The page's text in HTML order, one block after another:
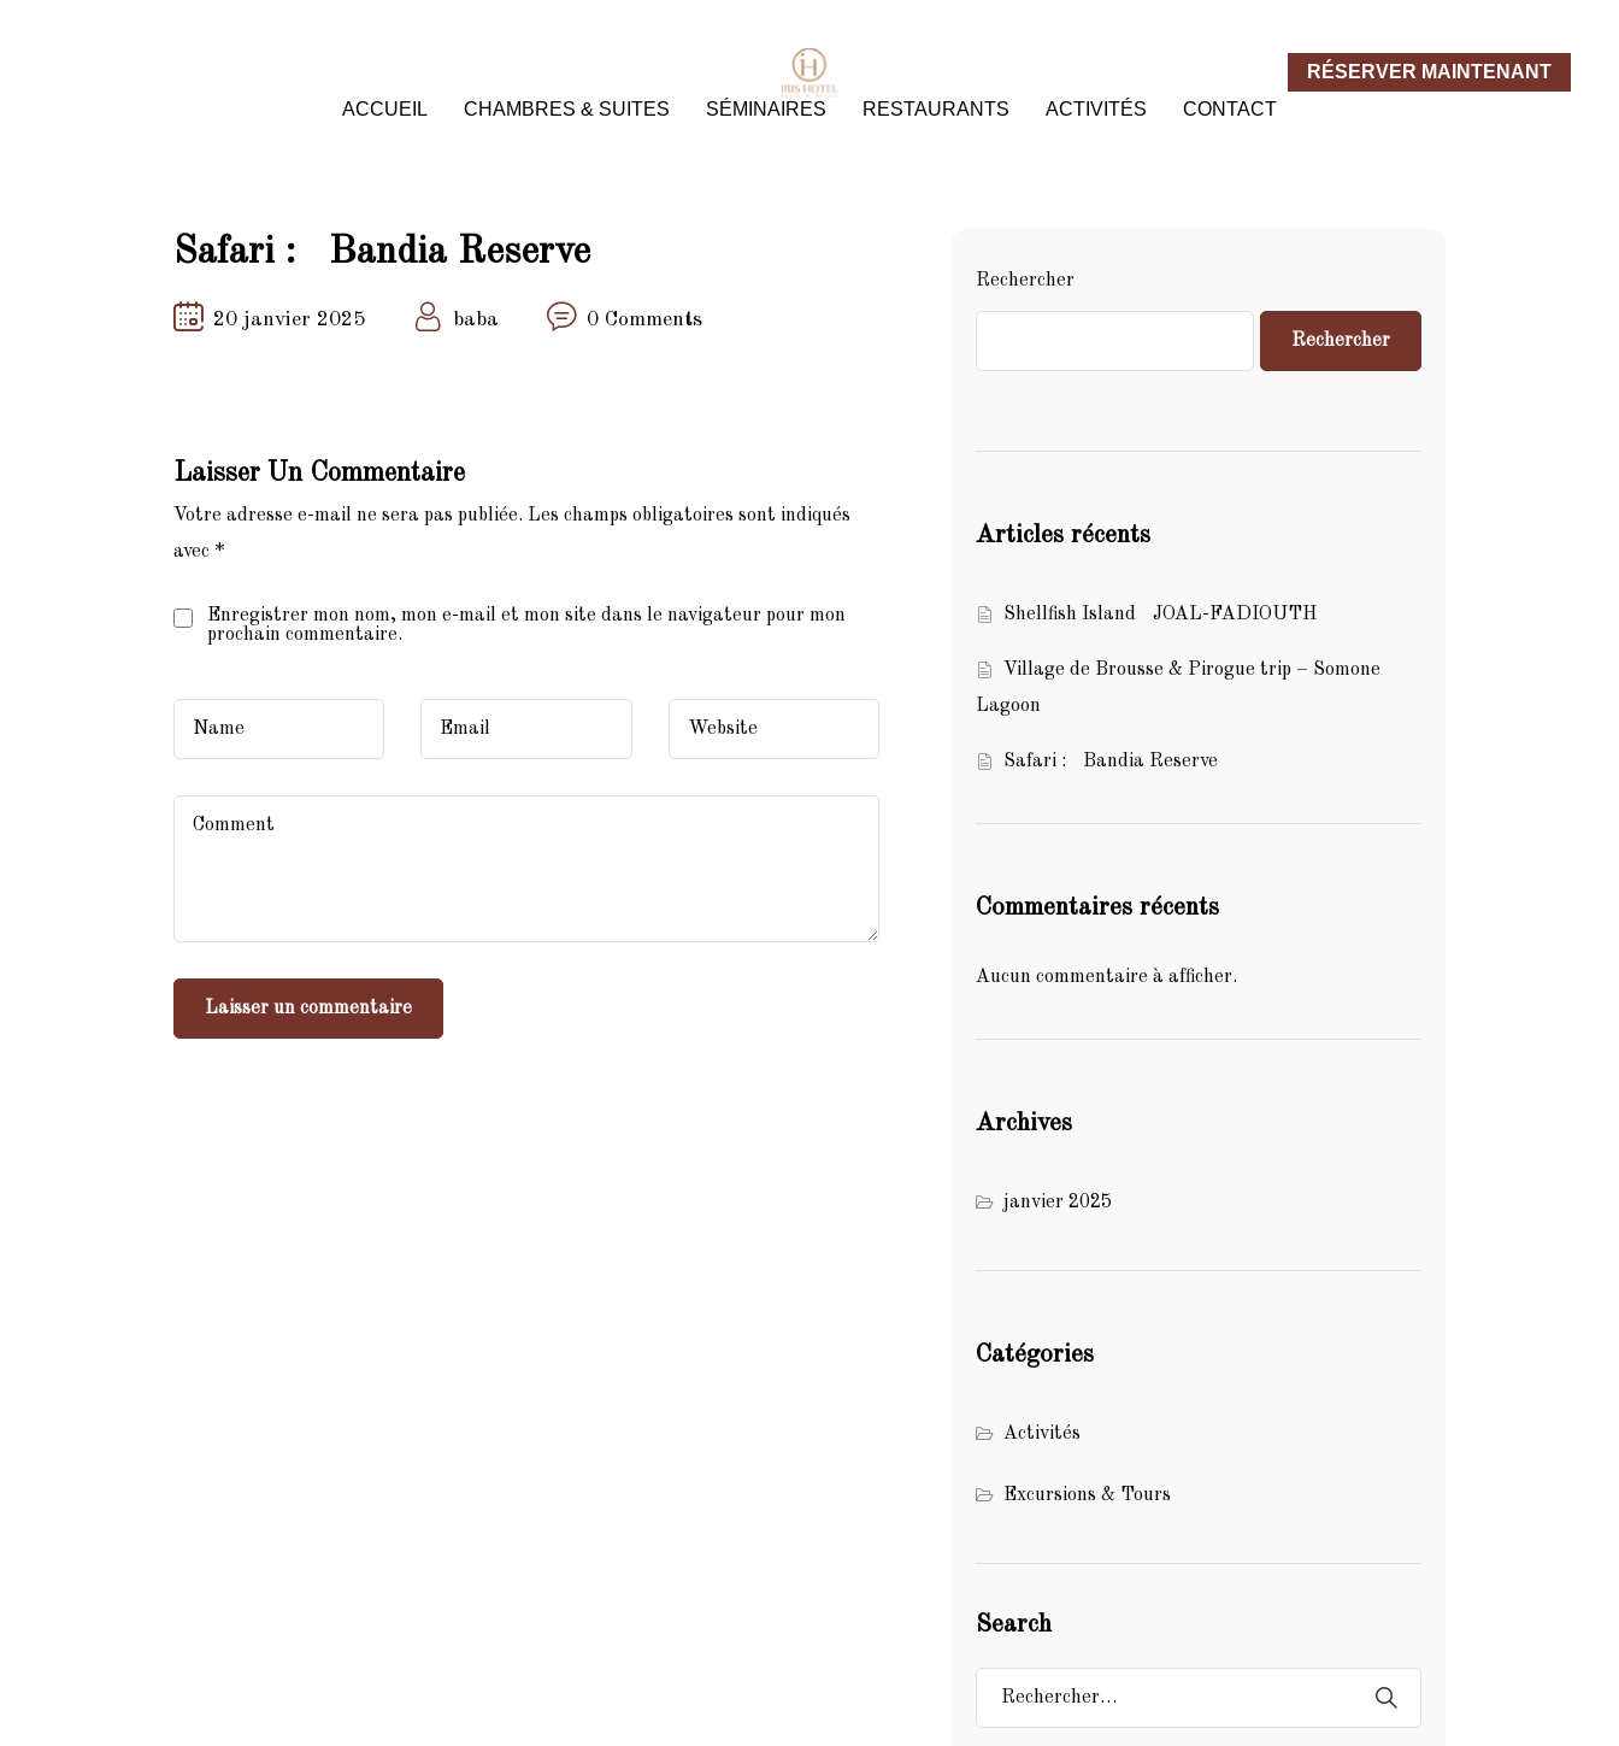
RÉSERVER MAINTENANT
ACCUEIL
CHAMBRES & SUITES SÉMINAIRES RESTAURANTS ACTIVITÉS CONTACT
Safari : Bandia Reserve
20 janvier 2025 baba 0 Comments
Laisser Un Commentaire
Votre adresse e-mail ne sera pas publiée. Les champs obligatoires sont indiqués
avec *
Enregistrer mon nom, mon e-mail et mon site dans le navigateur pour mon
prochain commentaire.
Rechercher
Rechercher
Articles récents
Shellfish Island JOAL-FADIOUTH
Village de Brousse & Pirogue trip – Somone
Lagoon
Safari : Bandia Reserve
Commentaires récents
Aucun commentaire à afficher.
Archives
janvier 2025
Catégories
Activités
Excursions & Tours
Search